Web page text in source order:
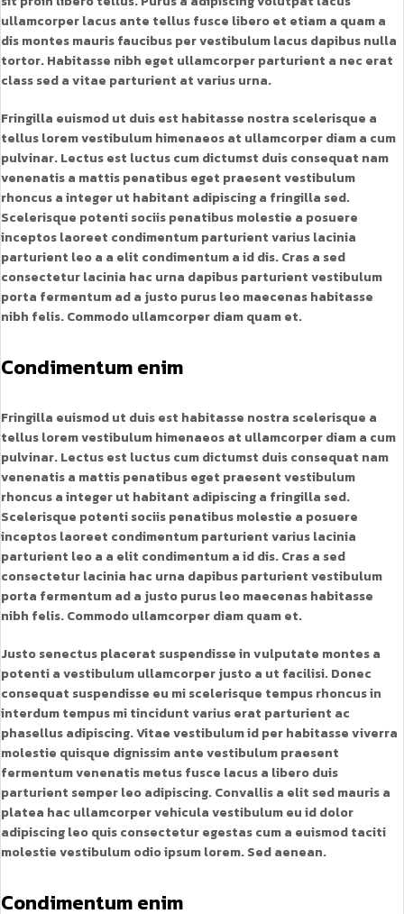
ullamcorper lacus ante tellus fusce libero et etiam a quam a
dis montes mauris faucibus per vestibulum lacus dapibus nulla
tortor. Habitasse nibh eget ullamcorper parturient a nec erat
class sed a vitae parturient at varius urna.
Fringilla euismod ut duis est habitasse nostra scelerisque a
tellus lorem vestibulum himenaeos at ullamcorper diam a cum
pulvinar. Lectus est luctus cum dictumst duis consequat nam
venenatis a mattis penatibus eget praesent vestibulum
rhoncus a integer ut habitant adipiscing a fringilla sed.
Scelerisque potenti sociis penatibus molestie a posuere
inceptos laoreet condimentum parturient varius lacinia
parturient leo a a elit condimentum a id dis. Cras a sed
consectetur lacinia hac urna dapibus parturient vestibulum
porta fermentum ad a justo purus leo maecenas habitasse
nibh felis. Commodo ullamcorper diam quam et.
Condimentum enim
Fringilla euismod ut duis est habitasse nostra scelerisque a
tellus lorem vestibulum himenaeos at ullamcorper diam a cum
pulvinar. Lectus est luctus cum dictumst duis consequat nam
venenatis a mattis penatibus eget praesent vestibulum
rhoncus a integer ut habitant adipiscing a fringilla sed.
Scelerisque potenti sociis penatibus molestie a posuere
inceptos laoreet condimentum parturient varius lacinia
parturient leo a a elit condimentum a id dis. Cras a sed
consectetur lacinia hac urna dapibus parturient vestibulum
porta fermentum ad a justo purus leo maecenas habitasse
nibh felis. Commodo ullamcorper diam quam et.
Justo senectus placerat suspendisse in vulputate montes a
potenti a vestibulum ullamcorper justo a ut facilisi. Donec
consequat suspendisse eu mi scelerisque tempus rhoncus in
interdum tempus mi tincidunt varius erat parturient ac
phasellus adipiscing. Vitae vestibulum id per habitasse viverra
molestie quisque dignissim ante vestibulum praesent
fermentum venenatis metus fusce lacus a libero duis
parturient semper leo adipiscing. Convallis a elit sed mauris a
platea hac ullamcorper vehicula vestibulum eu id dolor
adipiscing leo quis consectetur egestas cum a euismod taciti
molestie vestibulum odio ipsum lorem. Sed aenean.
Condimentum enim